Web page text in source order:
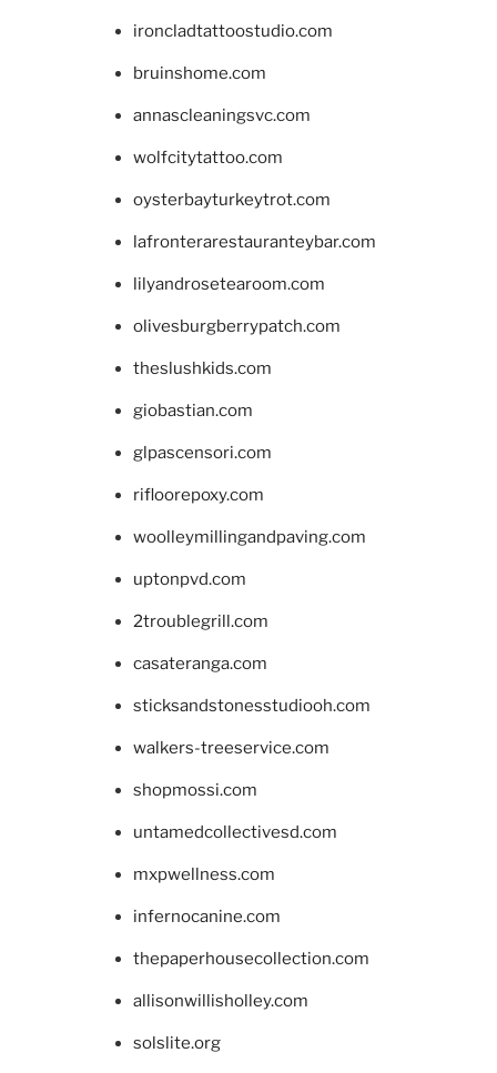
ironcladtattoostudio.com
bruinshome.com
annascleaningsvc.com
wolfcitytattoo.com
oysterbayturkeytrot.com
lafronterarestauranteybar.com
lilyandrosetearoom.com
olivesburgberrypatch.com
theslushkids.com
giobastian.com
glpascensori.com
rifloorepoxy.com
woolleymillingandpaving.com
uptonpvd.com
2troublegrill.com
casateranga.com
sticksandstonesstudiooh.com
walkers-treeservice.com
shopmossi.com
untamedcollectivesd.com
mxpwellness.com
infernocanine.com
thepaperhousecollection.com
allisonwillisholley.com
solslite.org